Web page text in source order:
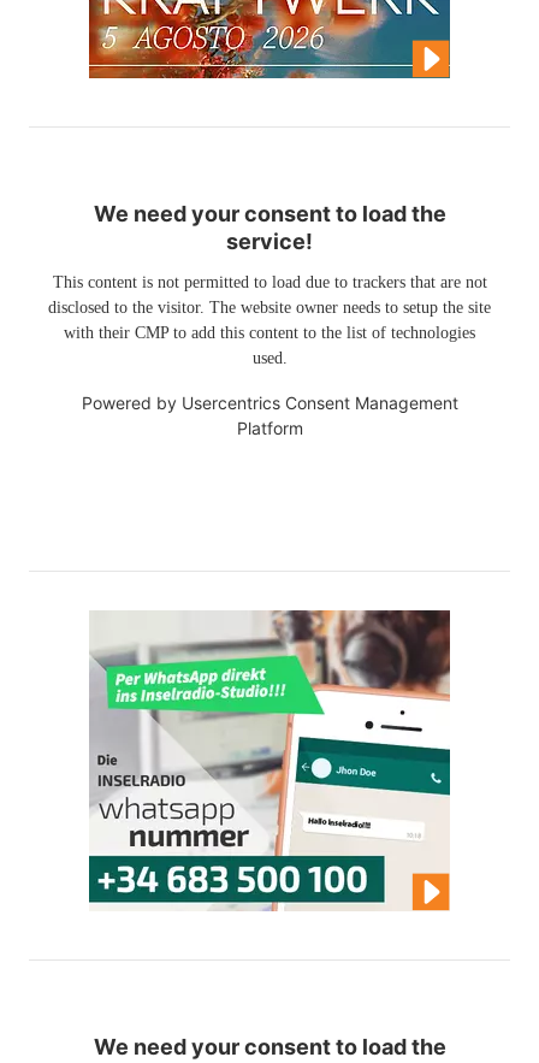
We need your consent to load the
service!
This content is not permitted to load due to trackers that are not
disclosed to the visitor. The website owner needs to setup the site
with their CMP to add this content to the list of technologies
used.
Powered by Usercentrics Consent Management
Platform
We need your consent to load the